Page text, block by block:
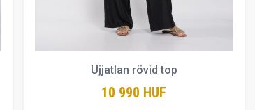
Ujjatlan rövid top
10 990 HUF